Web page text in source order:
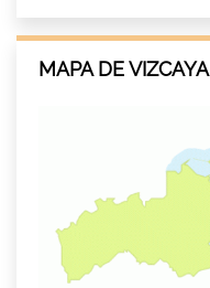
MAPA DE VIZCAYA